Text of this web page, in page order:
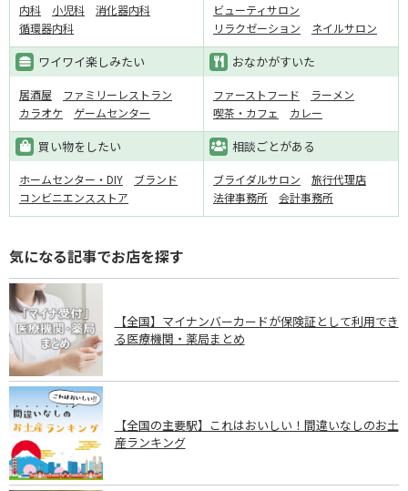
内科 小児科
消化器内科
循環器内科
ビューティサロン
リラクゼーション
ネイルサロン
ワイワイ楽しみたい
居酒屋
ファミリーレストラン
カラオケ
ゲームセンター
おなかがすいた
ファーストフード
ラーメン
喫茶・カフェ
カレー
買い物をしたい
ホームセンター・DIY
ブランド
コンビニエンスストア
相談ごとがある
ブライダルサロン
旅行代理店
法律事務所
会計事務所
気になる記事でお店を探す
【全国】マイナンバーカードが保険証として利用でき
る医療機関・薬局まとめ
【全国の主要駅】これはおいしい！間違いなしのお土
産ランキング